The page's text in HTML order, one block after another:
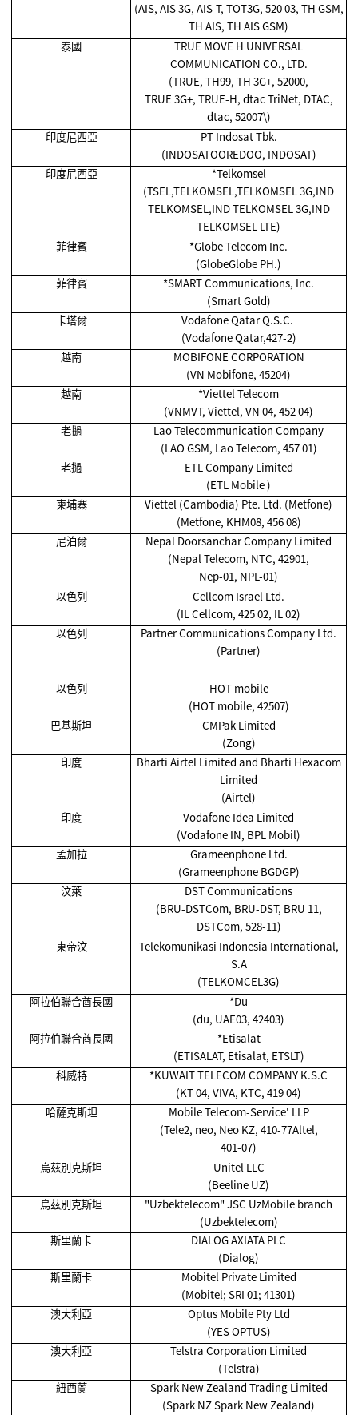
(AIS, AIS 3G, AIS-T, TOT3G, 520 03, TH GSM,
TH AIS, TH AIS GSM)
泰國
TRUE MOVE H UNIVERSAL
COMMUNICATION CO., LTD.
(TRUE, TH99, TH 3G+, 52000,
TRUE 3G+, TRUE-H, dtac TriNet, DTAC,
dtac, 52007\)
印度尼西亞
PT Indosat Tbk.
(INDOSATOOREDOO, INDOSAT)
印度尼西亞
*Telkomsel
(TSEL,TELKOMSEL,TELKOMSEL 3G,IND
TELKOMSEL,IND TELKOMSEL 3G,IND
TELKOMSEL LTE)
菲律賓
*Globe Telecom Inc.
(GlobeGlobe PH.)
菲律賓
*SMART Communications, Inc.
(Smart Gold)
卡塔爾
Vodafone Qatar Q.S.C.
(Vodafone Qatar,427-2)
越南
MOBIFONE CORPORATION
(VN Mobifone, 45204)
越南
*Viettel Telecom
(VNMVT, Viettel, VN 04, 452 04)
老撾
Lao Telecommunication Company
(LAO GSM, Lao Telecom, 457 01)
老撾
ETL Company Limited
(ETL Mobile )
柬埔寨
Viettel (Cambodia) Pte. Ltd. (Metfone)
(Metfone, KHM08, 456 08)
尼泊爾
Nepal Doorsanchar Company Limited
(Nepal Telecom, NTC, 42901,
Nep-01, NPL-01)
以色列
Cellcom Israel Ltd.
(IL Cellcom, 425 02, IL 02)
以色列
Partner Communications Company Ltd.
(Partner)
以色列
HOT mobile
(HOT mobile, 42507)
巴基斯坦
CMPak Limited
(Zong)
印度
Bharti Airtel Limited and Bharti Hexacom
Limited
(Airtel)
印度
Vodafone Idea Limited
(Vodafone IN, BPL Mobil)
孟加拉
Grameenphone Ltd.
(Grameenphone BGDGP)
汶萊
DST Communications
(BRU-DSTCom, BRU-DST, BRU 11,
DSTCom, 528-11)
東帝汶
Telekomunikasi Indonesia International,
S.A
(TELKOMCEL3G)
阿拉伯聯合酋長國
*Du
(du, UAE03, 42403)
阿拉伯聯合酋長國
*Etisalat
(ETISALAT, Etisalat, ETSLT)
科威特
*KUWAIT TELECOM COMPANY K.S.C
(KT 04, VIVA, KTC, 419 04)
哈薩克斯坦
Mobile Telecom-Service' LLP
(Tele2, neo, Neo KZ, 410-77Altel,
401-07)
烏茲別克斯坦
Unitel LLC
(Beeline UZ)
烏茲別克斯坦
"Uzbektelecom" JSC UzMobile branch
(Uzbektelecom)
斯里蘭卡
DIALOG AXIATA PLC
(Dialog)
斯里蘭卡
Mobitel Private Limited
(Mobitel; SRI 01; 41301)
澳大利亞
Optus Mobile Pty Ltd
(YES OPTUS)
澳大利亞
Telstra Corporation Limited
(Telstra)
紐西蘭
Spark New Zealand Trading Limited
(Spark NZ Spark New Zealand)